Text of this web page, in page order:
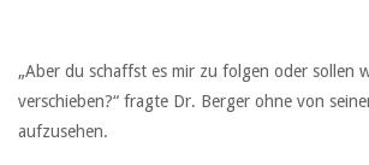
„Aber du schaffst es mir zu folgen oder sollen
verschieben?“ fragte Dr. Berger ohne von
aufzusehen.